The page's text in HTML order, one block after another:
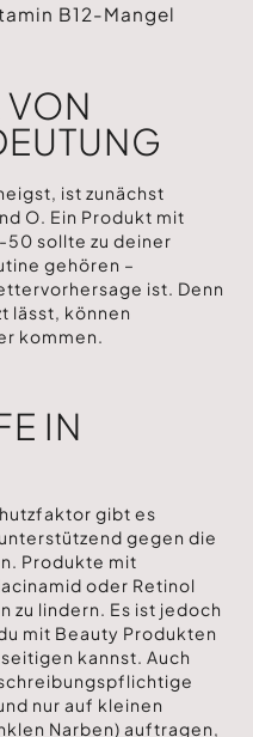
B12-Mangel
ist zunächst
O. Ein Produkt mit
sollte zu deiner
gehören –
ist. Denn
lässt, können
kommen.
IN
gibt es
gegen die
Produkte mit
oder Retinol
lindern. Es ist jedoch
mit Beauty Produkten
kannst. Auch
nur auf kleinen
Narben) auftragen,